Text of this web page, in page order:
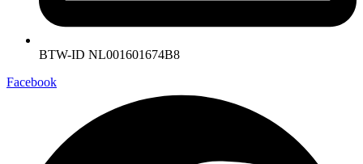
BTW-ID NL001601674B8
Facebook